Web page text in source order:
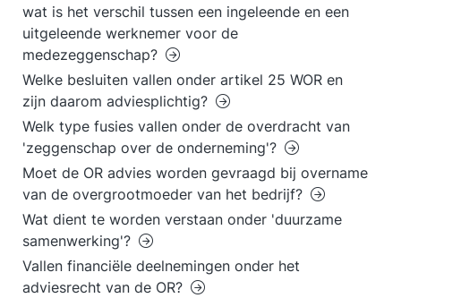
wat is het verschil tussen een ingeleende en een
uitgeleende werknemer voor de
medezeggenschap?
Welke besluiten vallen onder artikel 25 WOR en
zijn daarom adviesplichtig?
Welk type fusies vallen onder de overdracht van
'zeggenschap over de onderneming'?
Moet de OR advies worden gevraagd bij overname
van de overgrootmoeder van het bedrijf?
Wat dient te worden verstaan onder 'duurzame
samenwerking'?
Vallen financiële deelnemingen onder het
adviesrecht van de OR?